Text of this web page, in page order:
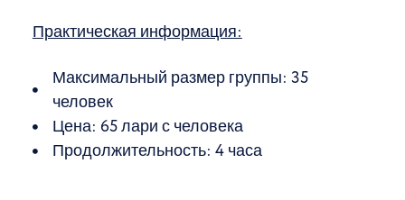
Практическая информация:
Максимальный размер группы: 35
человек
Цена: 65 лари с человека
Продолжительность: 4 часа